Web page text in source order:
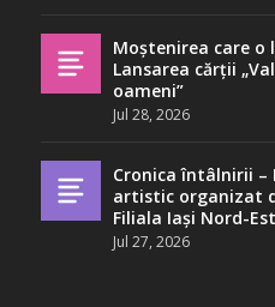
Moștenirea care
Lansarea cărții
oameni”
Jul 28, 2026
Cronica întâlnirii
artistic organizat
Filiala Iași Nord-
Jul 27, 2026